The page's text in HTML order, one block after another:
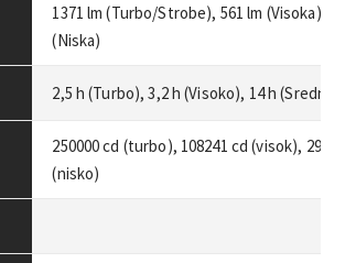
1371 lm (Turbo/Strobe), 561 lm (Visoka),
(Niska)
2,5 h (Turbo), 3,2 h (Visoko), 14 h
250000 cd (turbo), 108241 cd (visok),
(nisko)